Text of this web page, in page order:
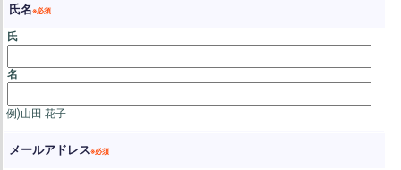
氏名
氏
名
例)山田 花子
メールアドレス